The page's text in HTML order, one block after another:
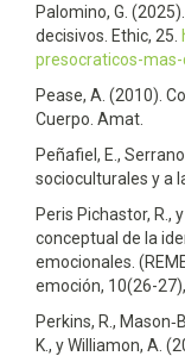
Palomino, G.
decisivos. Ethic, 25.
presocraticos-
Pease, A. (2010).
Cuerpo. Amat.
Peñafiel, E.,
socioculturales y a
Peris Pichastor, R.,
conceptual de la
emocionales.
emoción, 10(26-27),
Perkins, R.,
K., y Williamon, A.